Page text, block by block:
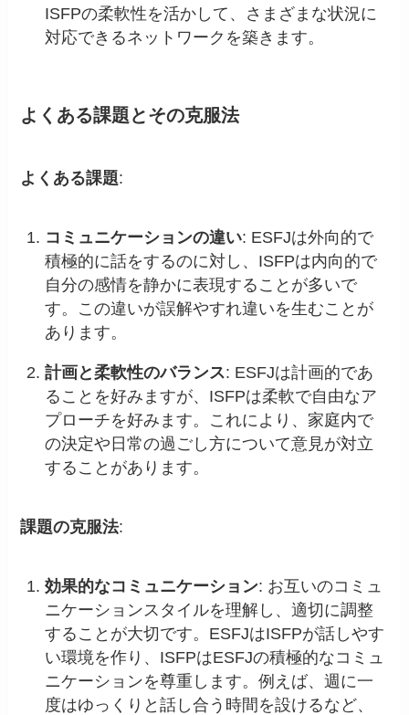
ISFPの柔軟性を活かして、さまざまな状況に
対応できるネットワークを築きます。
よくある課題とその克服法
よくある課題:
コミュニケーションの違い: ESFJは外向的で
積極的に話をするのに対し、ISFPは内向的で
自分の感情を静かに表現することが多いで
す。この違いが誤解やすれ違いを生むことが
あります。
計画と柔軟性のバランス: ESFJは計画的であ
ることを好みますが、ISFPは柔軟で自由なア
プローチを好みます。これにより、家庭内で
の決定や日常の過ごし方について意見が対立
することがあります。
課題の克服法:
効果的なコミュニケーション: お互いのコミュ
ニケーションスタイルを理解し、適切に調整
することが大切です。ESFJはISFPが話しやす
い環境を作り、ISFPはESFJの積極的なコミュ
ニケーションを尊重します。例えば、週に一
度はゆっくりと話し合う時間を設けるなど、